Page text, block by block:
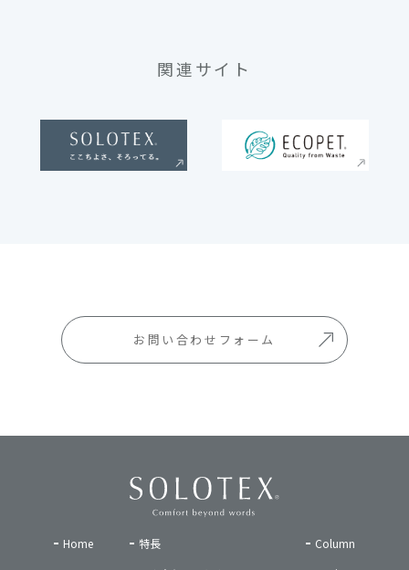
関連サイト
お問い合わせフォーム
Home
特長
Column